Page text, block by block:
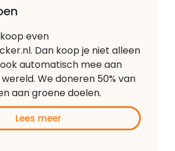
even
Dan koop je niet alleen
automatisch mee aan
We doneren 50% van
aan groene doelen.
Lees meer